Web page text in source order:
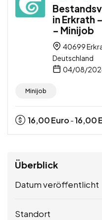
in Erkrath
– Minijob
40699
Deutschland
04/08/
Minijob
16,00Euro -16,00
Überblick
Datum veröffentlicht
Standort